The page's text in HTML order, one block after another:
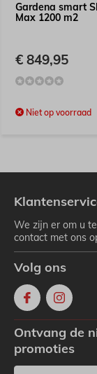
Gardena smart
Max 1200 m2
€ 849,95
Niet op voorraad
We zijn er om u
contact met ons
Volg ons
Ontvang de
promoties